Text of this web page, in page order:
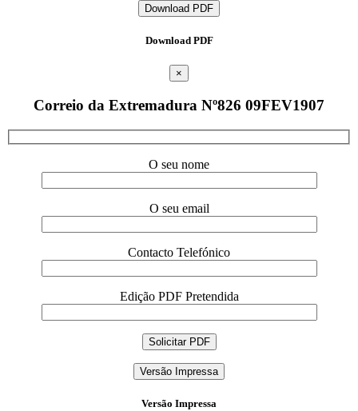
Download PDF
Download PDF
×
Correio da Extremadura Nº826 09FEV1907
O seu nome
O seu email
Contacto Telefónico
Edição PDF Pretendida
Versão Impressa
Versão Impressa